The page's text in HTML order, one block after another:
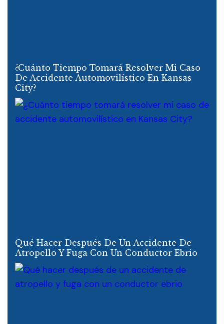
¿Cuánto Tiempo Tomará Resolver Mi Caso
De Accidente Automovilístico En Kansas
City?
Qué Hacer Después De Un Accidente De
Atropello Y Fuga Con Un Conductor Ebrio